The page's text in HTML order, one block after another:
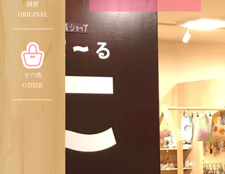
雑貨
ORIGINAL
その他
OTHER